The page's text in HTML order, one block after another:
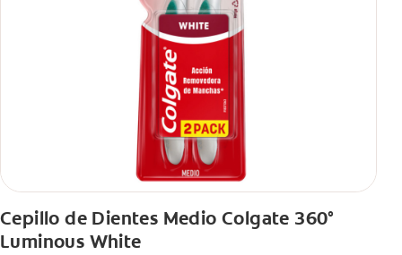
Cepillo de Dientes Medio Colgate 360°
Luminous White